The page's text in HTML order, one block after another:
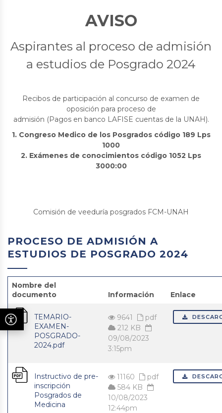
AVISO
Aspirantes al proceso de admisión
a estudios de Posgrado 2024
Recibos de participación al concurso de examen de
oposición para proceso de
admisión (Pagos en banco LAFISE cuentas de la UNAH).
1. Congreso Medico de los Posgrados código 189 Lps
1000
2. Exámenes de conocimientos código 1052 Lps
3000:00
Comisión de veeduría posgrados FCM-UNAH
PROCESO DE ADMISIÓN A
ESTUDIOS DE POSGRADO 2024
Nombre del
documento
Información Enlace
TEMARIO-
EXAMEN-
POSGRADO-
2024.pdf
9641
pdf
212 KB
09/08/2023
3:15pm
Instructivo de pre-
inscripción
Posgrados de
Medicina
11160
pdf
584 KB
10/08/2023
12:44pm